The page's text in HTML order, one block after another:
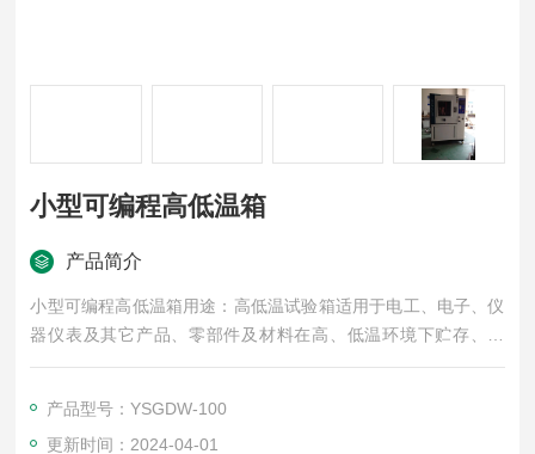
小型可编程高低温箱
产品简介
小型可编程高低温箱用途：高低温试验箱适用于电工、电子、仪
器仪表及其它产品、零部件及材料在高、低温环境下贮存、运
输、使用时的适应性试验。
产品型号：YSGDW-100
更新时间：2024-04-01